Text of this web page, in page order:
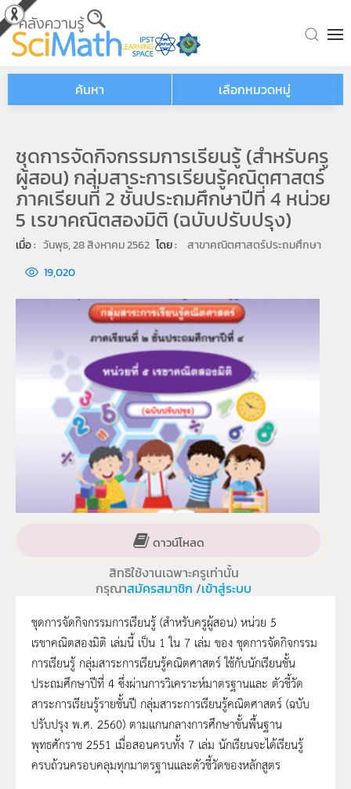
Skip to main content
ค้นหา เลือกหมวดหมู่
ชุดการจัดกิจกรรมการเรียนรู้ (สำหรับครู
ผู้สอน) กลุ่มสาระการเรียนรู้คณิตศาสตร์
ภาคเรียนที่ 2 ชั้นประถมศึกษาปีที่ 4 หน่วย
5 เรขาคณิตสองมิติ (ฉบับปรับปรุง)
เมื่อ : วันพุธ, 28 สิงหาคม 2562 โดย :
สาขาคณิตศาสตร์ประถมศึกษา
19,020
ดาวน์โหลด
สิทธิใช้งานเฉพาะครูเท่านั้น
กรุณาสมัครสมาชิก /เข้าสู่ระบบ
ชุดการจัดกิจกรรมการเรียนรู้ (สำหรับครูผู้สอน) หน่วย 5
เรขาคณิตสองมิติ เล่มนี้ เป็น 1 ใน 7 เล่ม ของ ชุดการจัดกิจกรรม
การเรียนรู้ กลุ่มสาระการเรียนรู้คณิตศาสตร์ ใช้กับนักเรียนชั้น
ประถมศึกษาปีที่ 4 ซึ่งผ่านการวิเคราะห์มาตรฐานและ ตัวชี้วัด
สาระการเรียนรู้รายชั้นปี กลุ่มสาระการเรียนรู้คณิตศาสตร์ (ฉบับ
ปรับปรุง พ.ศ. 2560) ตามแกนกลางการศึกษาขั้นพื้นฐาน
พุทธศักราช 2551 เมื่อสอนครบทั้ง 7 เล่ม นักเรียนจะได้เรียนรู้
ครบถ้วนครอบคลุมทุกมาตรฐานและตัวชี้วัดของหลักสูตร